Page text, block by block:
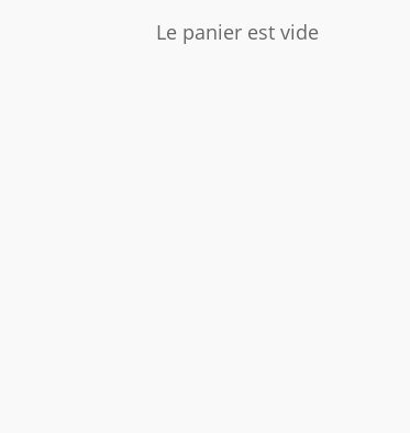
Le panier est vide